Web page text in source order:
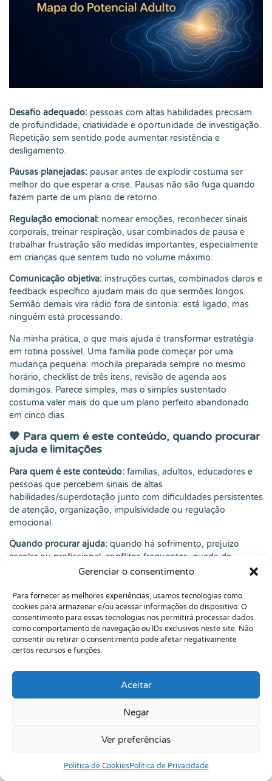
Gerenciar o consentimento
Para fornecer as melhores experiências, usamos tecnologias como
cookies para armazenar e/ou acessar informações do dispositivo. O
consentimento para essas tecnologias nos permitirá processar dados
como comportamento de navegação ou IDs exclusivos neste site. Não
consentir ou retirar o consentimento pode afetar negativamente
certos recursos e funções.
Aceitar
Negar
Ver preferências
Política de CookiesPolítica de Privacidade
Desafio adequado: pessoas com altas habilidades precisam
de profundidade, criatividade e oportunidade de investigação.
Repetição sem sentido pode aumentar resistência e
desligamento.
Pausas planejadas: pausar antes de explodir costuma ser
melhor do que esperar a crise. Pausas não são fuga quando
fazem parte de um plano de retorno.
Regulação emocional: nomear emoções, reconhecer sinais
corporais, treinar respiração, usar combinados de pausa e
trabalhar frustração são medidas importantes, especialmente
em crianças que sentem tudo no volume máximo.
Comunicação objetiva: instruções curtas, combinados claros e
feedback específico ajudam mais do que sermões longos.
Sermão demais vira rádio fora de sintonia: está ligado, mas
ninguém está processando.
Na minha prática, o que mais ajuda é transformar estratégia
em rotina possível. Uma família pode começar por uma
mudança pequena: mochila preparada sempre no mesmo
horário, checklist de três itens, revisão de agenda aos
domingos. Parece simples, mas o simples sustentado
costuma valer mais do que um plano perfeito abandonado
em cinco dias.
🧡 Para quem é este conteúdo, quando procurar
ajuda e limitações
Para quem é este conteúdo: famílias, adultos, educadores e
pessoas que percebem sinais de altas
habilidades/superdotação junto com dificuldades persistentes
de atenção, organização, impulsividade ou regulação
emocional.
Quando procurar ajuda: quando há sofrimento, prejuízo
escolar ou profissional, conflitos frequentes, queda de
autoestima, suspeita de dupla excepcionalidade, dúvidas
estratégias que funcionem no dia a dia.
Limitações:este artigo é educativo. Ele não substitui avaliação
psicológica, neuropsicológica, médica ou multiprofissional.
Não é possível concluir, apenas por leitura, se alguém tem
TDAH, altas habilidades/superdotação, dupla
compreendido em sua história, contexto e funcionamento
real.
Também é importante lembrar que intervenções devem ser
devem ser discutidos com profissional médico habilitado.
necessidades, recursos disponíveis e objetivos concretos.